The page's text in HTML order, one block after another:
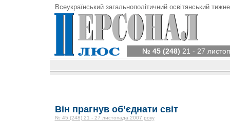
Всеукраїнський загальнополітичний освітянський
№ 45 (248) 21 - 27
Він прагнув об’єднати світ
№ 45 (248) 21 - 27 листопада 2007 року